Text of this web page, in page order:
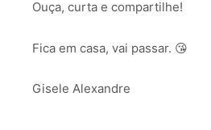
Ouça, curta e compartilhe!
Fica em casa, vai passar. 😘
Gisele Alexandre